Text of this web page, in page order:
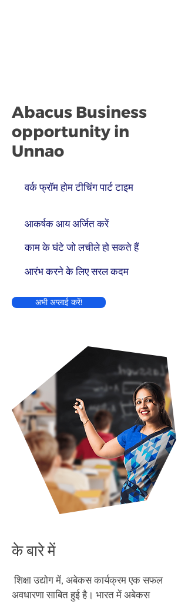
Abacus Business
opportunity in
Unnao
वर्क फ्रॉम होम टीचिंग पार्ट टाइम
आकर्षक आय अर्जित करें
काम के घंटे जो लचीले हो सकते हैं
आरंभ करने के लिए सरल कदम
अभी अप्लाई करें!
के बारे में
​शिक्षा उद्योग में, अबेकस कार्यक्रम एक सफल
अवधारणा साबित हुई है। भारत में अबेकस